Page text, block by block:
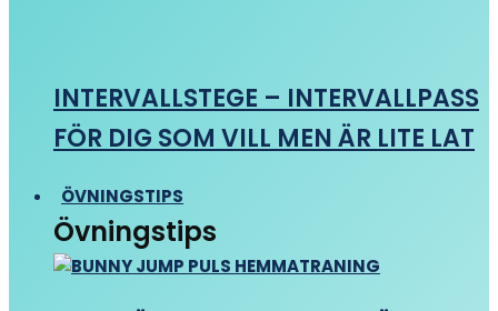
INTERVALLSTEGE – INTERVALLPASS
FÖR DIG SOM VILL MEN ÄR LITE LAT
ÖVNINGSTIPS
Övningstips